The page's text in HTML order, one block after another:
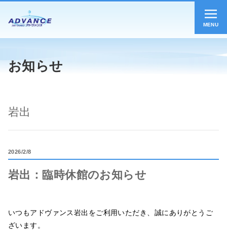
MENU
お知らせ
岩出
2026 2/8
岩出：臨時休館のお知らせ
いつもアドヴァンス岩出をご利用いただき、誠にありがとうご
ざいます。